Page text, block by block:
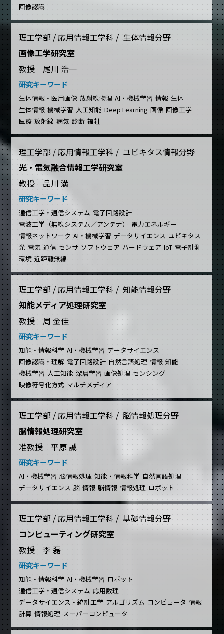
画像認識
理工学部 / 応用情報工学科 / 生体情報分野
画像工学研究室
教授 尾川 浩一
研究キーワード
生体情報・医用画像 放射線物理 AI・機械学習 情報 生体
生体情報 機械学習 人工知能 Deep Learning 画像 画像工学
医療 放射線 病気 診断 福祉
理工学部 / 応用情報工学科 / ユビキタス情報分野
光・電気融合情報工学研究室
教授 品川 満
研究キーワード
通信工学・通信システム 電子回路設計
電波工学（無線システム／アンテナ）
電力エネルギー
情報ネットワーク AI・機械学習 データサイエンス ユビキタス
光 電気 通信 センサ ソフトウェア ハードウェア IoT 電子計測
環境 近距離無線
理工学部 / 応用情報工学科 / 知能情報分野
知能メディア処理研究室
教授 周 金佳
研究キーワード
知能・情報科学 AI・機械学習 データサイエンス
画像認識・理解 電子回路設計 自然言語処理 情報 知能
機械学習 人工知能 深層学習 画像処理 センシング
映像符号化方式 マルチメディア
理工学部 / 応用情報工学科 / 脳情報処理分野
脳情報処理研究室
准教授 平原 誠
研究キーワード
AI・機械学習 脳情報処理 知能・情報科学 自然言語処理
データサイエンス 脳 情報 脳情報 情報処理 ロボット
理工学部 / 応用情報工学科 / 基礎情報分野
コンピューティング研究室
教授 李 磊
研究キーワード
知能・情報科学 AI・機械学習 ロボット
通信工学・通信システム 応用数理
データサイエンス・統計工学 アルゴリズム コンピュータ 情報
計算 情報処理 スーパーコンピュータ